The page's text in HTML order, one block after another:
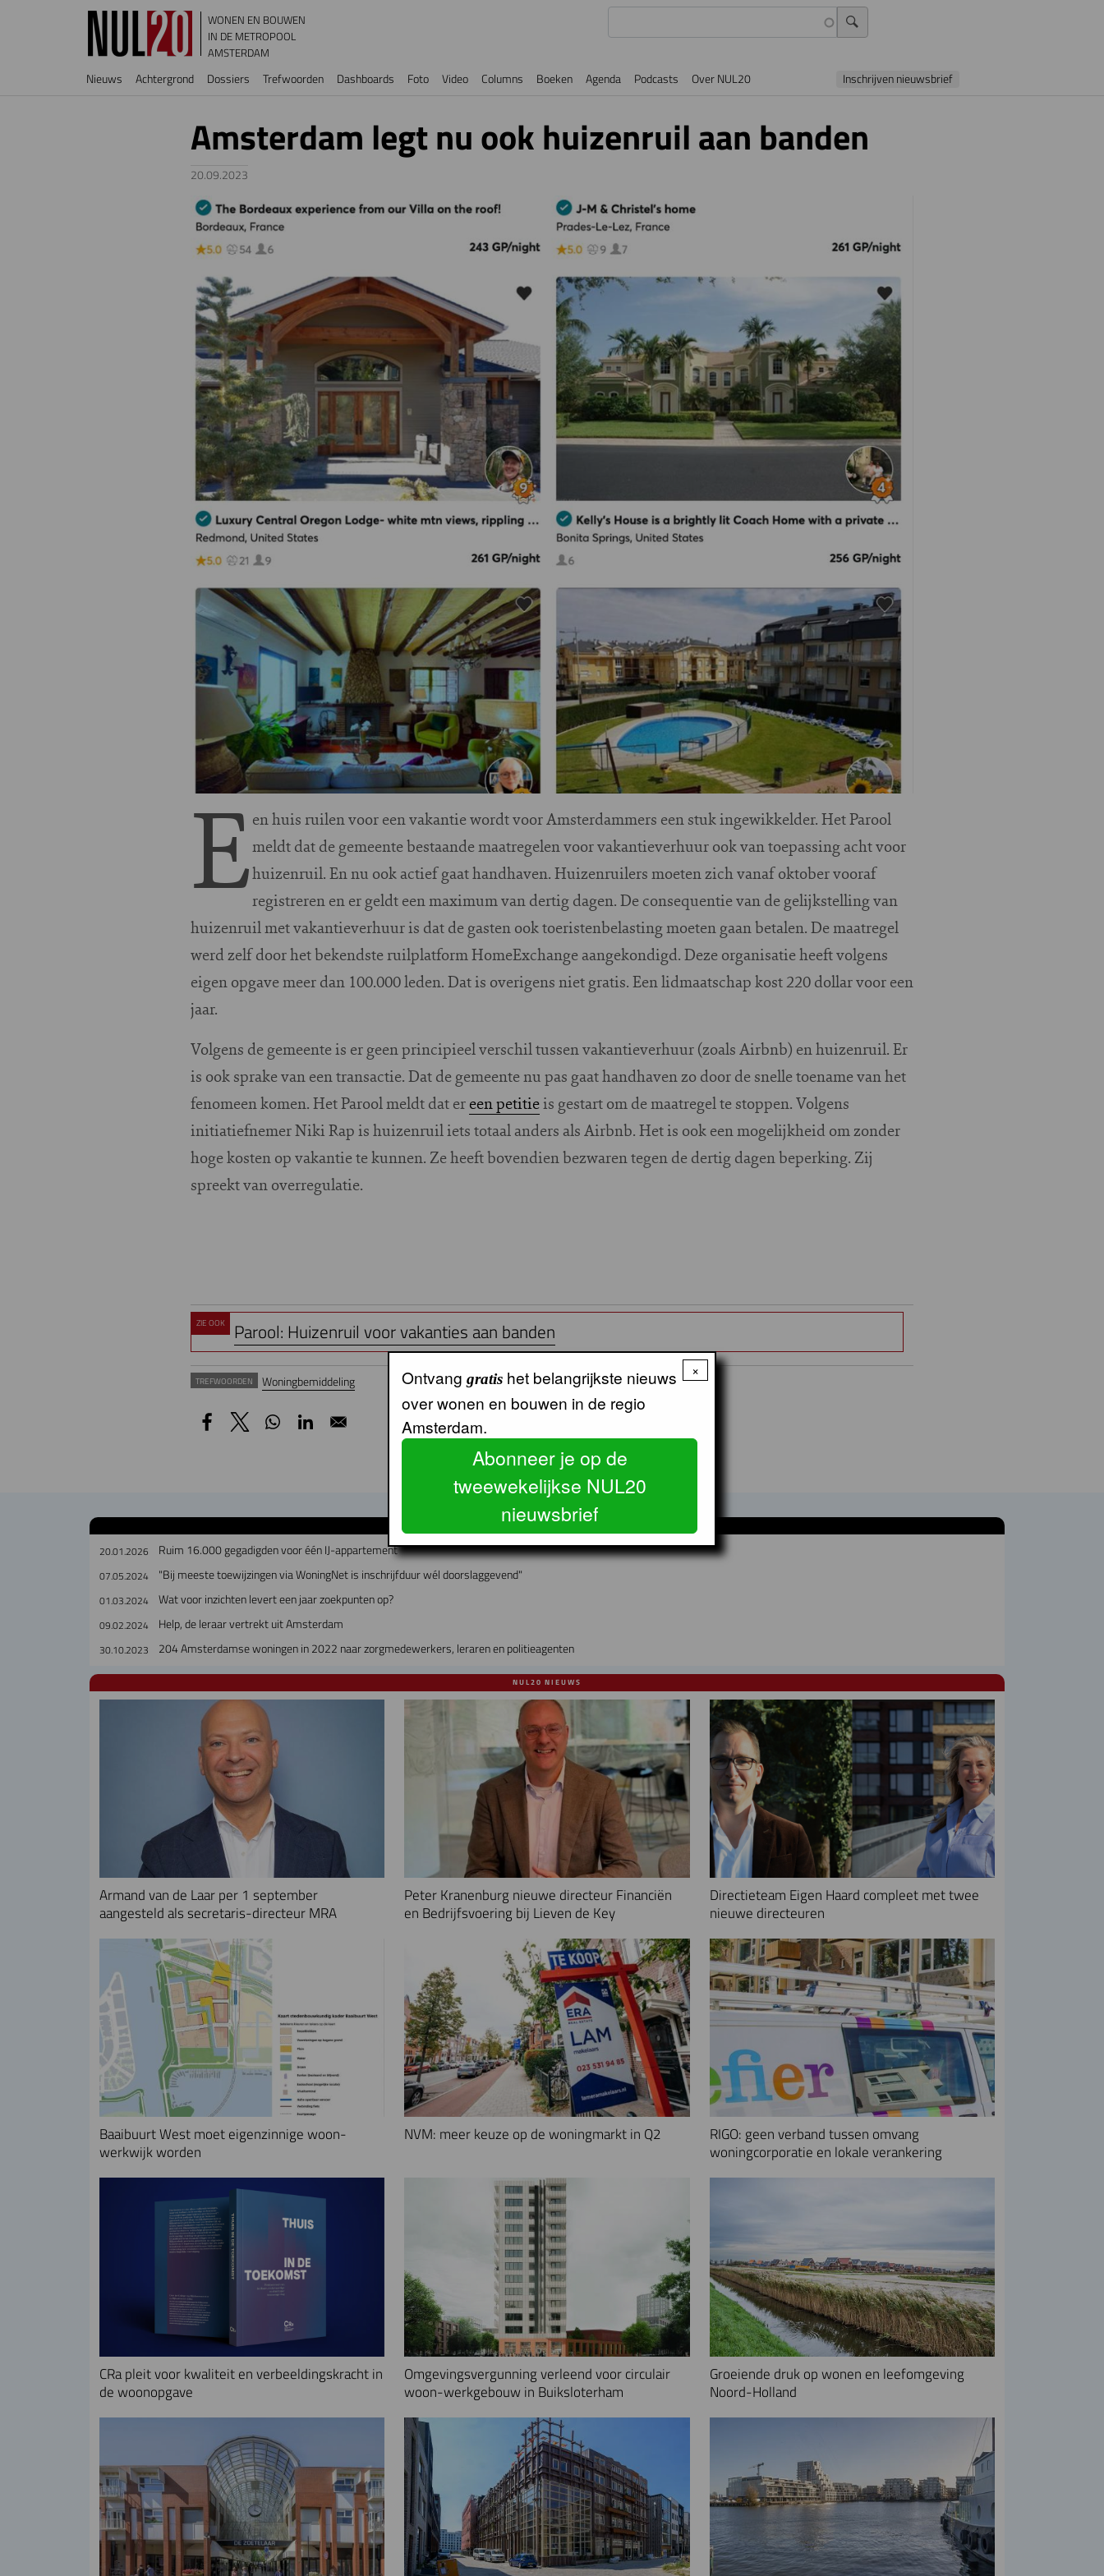
Overslaan en naar de inhoud gaan
WONEN EN BOUWEN
IN DE METROPOOL
AMSTERDAM
Hoofdnavigatie
Nieuws Achtergrond Dossiers Trefwoorden Dashboards Foto Video Columns Boeken Agenda Podcasts Over NUL20 Inschrijven nieuwsbrief
Amsterdam legt nu ook huizenruil aan banden
20.09.2023
Image
Een huis ruilen voor een vakantie wordt voor Amsterdammers een stuk ingewikkelder. Het Parool
meldt dat de gemeente bestaande maatregelen voor vakantieverhuur ook van toepassing acht voor
huizenruil. En nu ook actief gaat handhaven. Huizenruilers moeten zich vanaf oktober vooraf
registreren en er geldt een maximum van dertig dagen. De consequentie van de gelijkstelling van
huizenruil met vakantieverhuur is dat de gasten ook toeristenbelasting moeten gaan betalen. De maatregel
werd zelf door het bekendste ruilplatform HomeExchange aangekondigd. Deze organisatie heeft volgens
eigen opgave meer dan 100.000 leden. Dat is overigens niet gratis. Een lidmaatschap kost 220 dollar voor een
jaar.
Volgens de gemeente is er geen principieel verschil tussen vakantieverhuur (zoals Airbnb) en huizenruil. Er
is ook sprake van een transactie. Dat de gemeente nu pas gaat handhaven zo door de snelle toename van het
fenomeen komen. Het Parool meldt dat ereen petitieis gestart om de maatregel te stoppen. Volgens
initiatiefnemer Niki Rap is huizenruil iets totaal anders als Airbnb. Het is ook een mogelijkheid om zonder
hoge kosten op vakantie te kunnen. Ze heeft bovendien bezwaren tegen de dertig dagen beperking. Zij
spreekt van overregulatie.
ZIE OOK Parool: Huizenruil voor vakanties aan banden
TREFWOORDEN Woningbemiddeling
GERELATEERDE ARTIKELEN
20.01.2026 Ruim 16.000 gegadigden voor één IJ-appartement
07.05.2024 "Bij meeste toewijzingen via WoningNet is inschrijfduur wél doorslaggevend"
01.03.2024 Wat voor inzichten levert een jaar zoekpunten op?
09.02.2024 Help, de leraar vertrekt uit Amsterdam
30.10.2023 204 Amsterdamse woningen in 2022 naar zorgmedewerkers, leraren en politieagenten
NUL20 NIEUWS
Armand van de Laar per 1 september
aangesteld als secretaris-directeur MRA
Peter Kranenburg nieuwe directeur Financiën
en Bedrijfsvoering bij Lieven de Key
Directieteam Eigen Haard compleet met twee
nieuwe directeuren
Baaibuurt West moet eigenzinnige woon-
werkwijk worden
NVM: meer keuze op de woningmarkt in Q2
RIGO: geen verband tussen omvang
woningcorporatie en lokale verankering
CRa pleit voor kwaliteit en verbeeldingskracht in
de woonopgave
Omgevingsvergunning verleend voor circulair
woon-werkgebouw in Buiksloterham
Groeiende druk op wonen en leefomgeving
Noord-Holland
×
Ontvang gratis het belangrijkste nieuws
over wonen en bouwen in de regio
Amsterdam.
Abonneer je op de
tweewekelijkse NUL20
nieuwsbrief